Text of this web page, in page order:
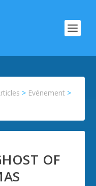
> Evénement >
OF